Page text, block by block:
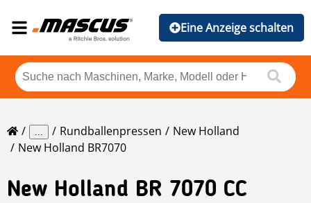
Eine Anzeige schalten
... Rundballenpressen
New Holland
New Holland BR7070
New Holland BR 7070 CC